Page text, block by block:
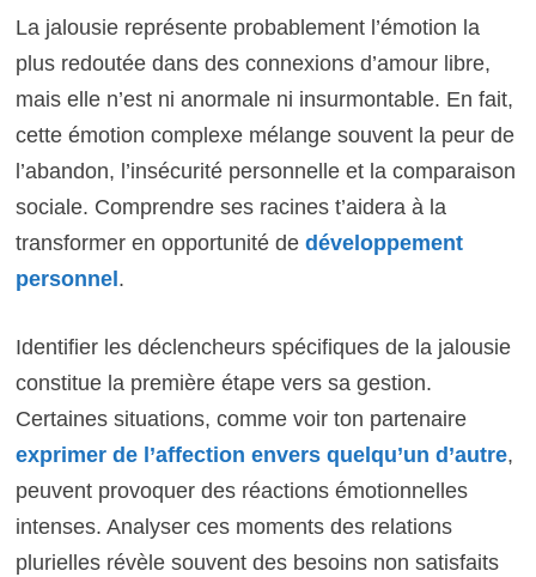
La jalousie représente probablement l’émotion la
plus redoutée dans des connexions d’amour libre,
mais elle n’est ni anormale ni insurmontable. En fait,
cette émotion complexe mélange souvent la peur de
l’abandon, l’insécurité personnelle et la comparaison
sociale. Comprendre ses racines t’aidera à la
transformer en opportunité de développement
personnel .
Identifier les déclencheurs spécifiques de la jalousie
constitue la première étape vers sa gestion.
Certaines situations, comme voir ton partenaire
exprimer de l’affection envers quelqu’un d’autre,
peuvent provoquer des réactions émotionnelles
intenses. Analyser ces moments des relations
plurielles révèle souvent des besoins non satisfaits